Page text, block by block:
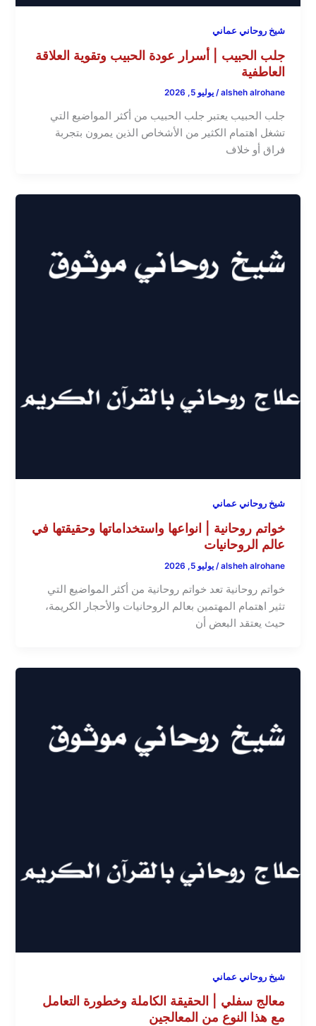
شيخ روحاني عماني
جلب الحبيب | أسرار عودة الحبيب وتقوية العلاقة
العاطفية
alsheh alrohane
/يوليو 5, 2026
جلب الحبيب يعتبر جلب الحبيب من أكثر المواضيع التي
تشغل اهتمام الكثير من الأشخاص الذين يمرون بتجربة
فراق أو خلاف
شيخ روحاني عماني
خواتم روحانية | انواعها واستخداماتها وحقيقتها في
عالم الروحانيات
alsheh alrohane
/يوليو 5, 2026
خواتم روحانية تعد خواتم روحانية من أكثر المواضيع التي
تثير اهتمام المهتمين بعالم الروحانيات والأحجار الكريمة،
حيث يعتقد البعض أن
شيخ روحاني عماني
معالج سفلي | الحقيقة الكاملة وخطورة التعامل
مع هذا النوع من المعالجين